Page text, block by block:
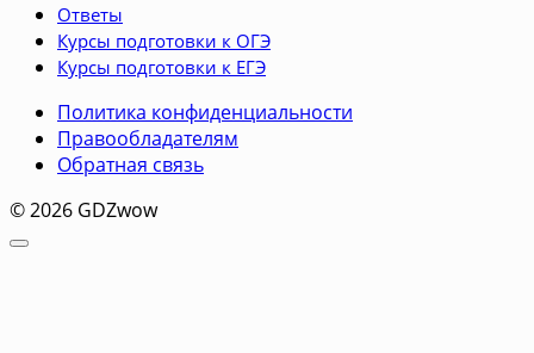
Ответы
Курсы подготовки к ОГЭ
Курсы подготовки к ЕГЭ
Политика конфиденциальности
Правообладателям
Обратная связь
© 2026 GDZwow